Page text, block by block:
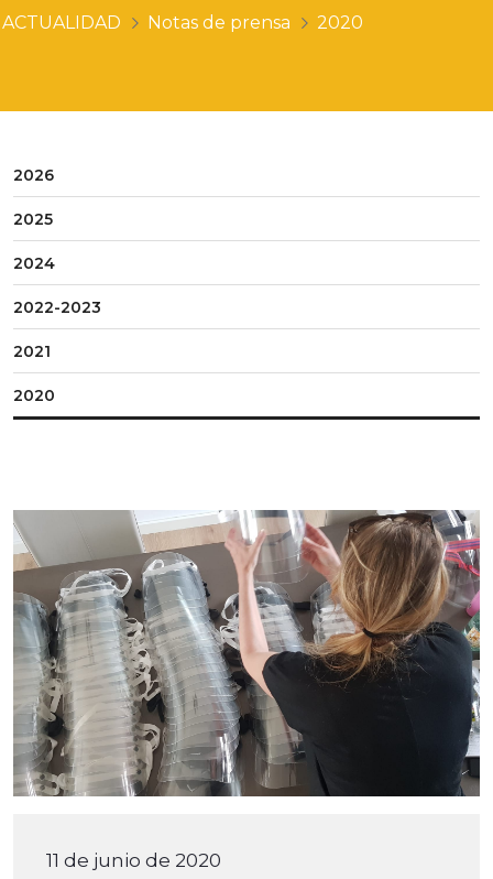
ACTUALIDAD Notas de prensa 2020
2026
2025
2024
2022-2023
2021
2020
11 de junio de 2020